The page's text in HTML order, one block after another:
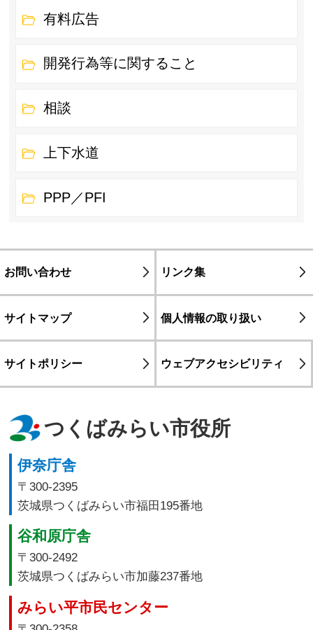
有料広告
開発行為等に関すること
相談
上下水道
PPP／PFI
お問い合わせ リンク集
サイトマップ 個人情報の取り扱い
サイトポリシー ウェブアクセシビリティ
つくばみらい市役所
伊奈庁舎
〒300-2395
茨城県つくばみらい市福田195番地
谷和原庁舎
〒300-2492
茨城県つくばみらい市加藤237番地
みらい平市民センター